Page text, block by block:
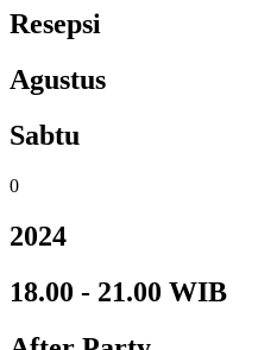
Resepsi
Agustus
Sabtu
0
2024
18.00 - 21.00 WIB